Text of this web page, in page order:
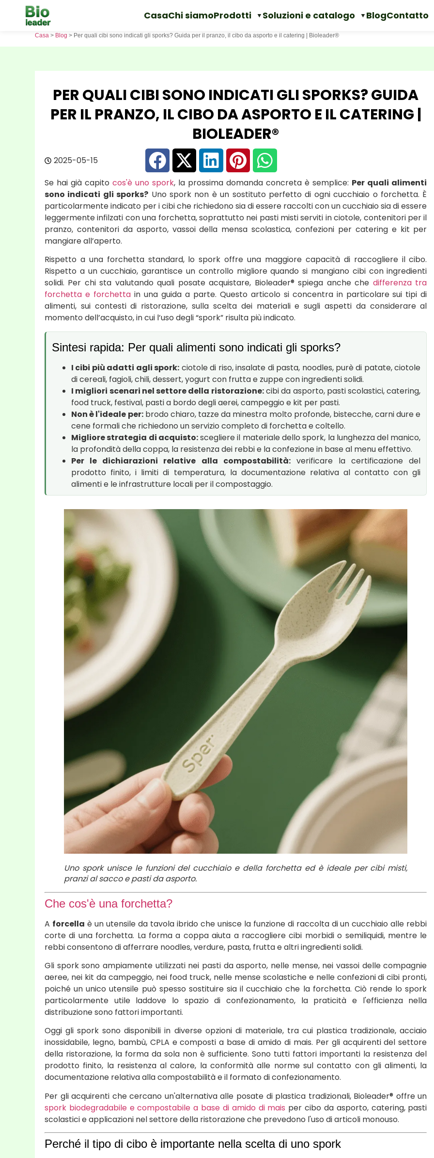
CasaChi siamoProdotti Soluzioni e catalogo BlogContatto
Casa > Blog > Per quali cibi sono indicati gli sporks? Guida per il pranzo, il cibo da asporto e il catering | Bioleader®
PER QUALI CIBI SONO INDICATI GLI SPORKS? GUIDA
PER IL PRANZO, IL CIBO DA ASPORTO E IL CATERING |
BIOLEADER®
2025-05-15
Se hai già capitocos'è uno spork, la prossima domanda concreta è semplice: Per quali alimenti
sono indicati gli sporks? Uno spork non è un sostituto perfetto di ogni cucchiaio o forchetta. È
particolarmente indicato per i cibi che richiedono sia di essere raccolti con un cucchiaio sia di essere
leggermente infilzati con una forchetta, soprattutto nei pasti misti serviti in ciotole, contenitori per il
pranzo, contenitori da asporto, vassoi della mensa scolastica, confezioni per catering e kit per
mangiare all’aperto.
Rispetto a una forchetta standard, lo spork offre una maggiore capacità di raccogliere il cibo.
Rispetto a un cucchiaio, garantisce un controllo migliore quando si mangiano cibi con ingredienti
solidi. Per chi sta valutando quali posate acquistare, Bioleader® spiega anche che differenza tra
forchetta e forchettain una guida a parte. Questo articolo si concentra in particolare sui tipi di
alimenti, sui contesti di ristorazione, sulla scelta dei materiali e sugli aspetti da considerare al
momento dell’acquisto, in cui l’uso degli “spork” risulta più indicato.
Sintesi rapida: Per quali alimenti sono indicati gli sporks?
I cibi più adatti agli spork: ciotole di riso, insalate di pasta, noodles, purè di patate, ciotole
di cereali, fagioli, chili, dessert, yogurt con frutta e zuppe con ingredienti solidi.
I migliori scenari nel settore della ristorazione:cibi da asporto, pasti scolastici, catering,
food truck, festival, pasti a bordo degli aerei, campeggio e kit per pasti.
Non è l'ideale per:brodo chiaro, tazze da minestra molto profonde, bistecche, carni dure e
cene formali che richiedono un servizio completo di forchetta e coltello.
Migliore strategia di acquisto:scegliere il materiale dello spork, la lunghezza del manico,
la profondità della coppa, la resistenza dei rebbi e la confezione in base al menu effettivo.
Per le dichiarazioni relative alla compostabilità:verificare la certificazione del
prodotto finito, i limiti di temperatura, la documentazione relativa al contatto con gli
alimenti e le infrastrutture locali per il compostaggio.
Uno spork unisce le funzioni del cucchiaio e della forchetta ed è ideale per cibi misti,
pranzi al sacco e pasti da asporto.
Che cos'è una forchetta?
A forcella è un utensile da tavola ibrido che unisce la funzione di raccolta di un cucchiaio alle rebbi
corte di una forchetta. La forma a coppa aiuta a raccogliere cibi morbidi o semiliquidi, mentre le
rebbi consentono di afferrare noodles, verdure, pasta, frutta e altri ingredienti solidi.
Gli spork sono ampiamente utilizzati nei pasti da asporto, nelle mense, nei vassoi delle compagnie
aeree, nei kit da campeggio, nei food truck, nelle mense scolastiche e nelle confezioni di cibi pronti,
poiché un unico utensile può spesso sostituire sia il cucchiaio che la forchetta. Ciò rende lo spork
particolarmente utile laddove lo spazio di confezionamento, la praticità e l'efficienza nella
distribuzione sono fattori importanti.
Oggi gli spork sono disponibili in diverse opzioni di materiale, tra cui plastica tradizionale, acciaio
inossidabile, legno, bambù, CPLA e composti a base di amido di mais. Per gli acquirenti del settore
della ristorazione, la forma da sola non è sufficiente. Sono tutti fattori importanti la resistenza del
prodotto finito, la resistenza al calore, la conformità alle norme sul contatto con gli alimenti, la
documentazione relativa alla compostabilità e il formato di confezionamento.
Per gli acquirenti che cercano un'alternativa alle posate di plastica tradizionali, Bioleader® offre un
spork biodegradabile e compostabile a base di amido di mais per cibo da asporto, catering, pasti
scolastici e applicazioni nel settore della ristorazione che prevedono l'uso di articoli monouso.
Perché il tipo di cibo è importante nella scelta di uno spork